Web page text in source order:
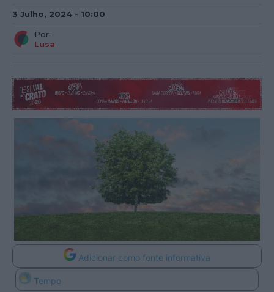
3 Julho, 2024 - 10:00
Por:
Lusa
Adicionar como fonte informativa
Tempo